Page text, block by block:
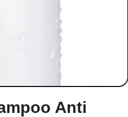
Anti